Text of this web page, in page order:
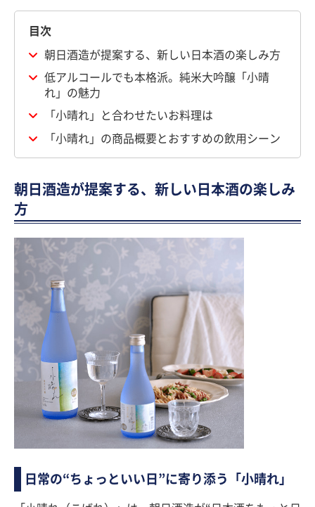
目次
朝日酒造が提案する、新しい日本酒の楽しみ方
低アルコールでも本格派。純米大吟醸「小晴
れ」の魅力
「小晴れ」と合わせたいお料理は
「小晴れ」の商品概要とおすすめの飲用シーン
朝日酒造が提案する、新しい日本酒の楽しみ
方
日常の“ちょっといい日”に寄り添う「小晴れ」